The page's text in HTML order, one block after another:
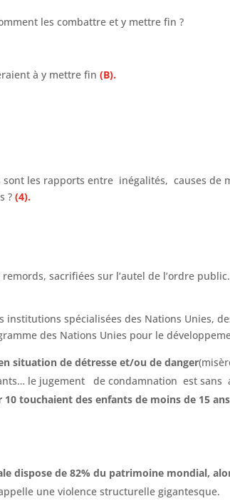
les combattre et y mettre fin ?
à y mettre fin(B).
sont les rapports entre inégalités, causes de
?(4).
sacrifiées sur l’autel de l’ordre
spécialisées des Nations Unies,
des Nations Unies pour le
situation de détresse et/ou de danger
le jugement de condamnation est sans
touchaient des enfants de moins de 15
dispose de 82% du patrimoine mondial,
appelle une violence structurelle gigantesque.